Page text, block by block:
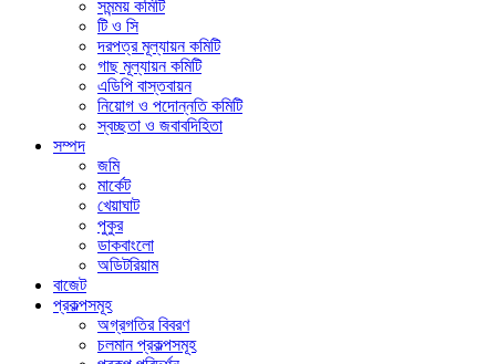
সমন্ময় কমিটি
টি ও সি
দরপত্র মূল্যায়ন কমিটি
গাছ মূল্যায়ন কমিটি
এডিপি বাস্তবায়ন
নিয়োগ ও পদোন্নতি কমিটি
স্বচ্ছতা ও জবাবদিহিতা
সম্পদ
জমি
মার্কেট
খেয়াঘাট
পুকুর
ডাকবাংলো
অডিটরিয়াম
বাজেট
প্রকল্পসমূহ
অগ্রগতির বিবরণ
চলমান প্রকল্পসমূহ